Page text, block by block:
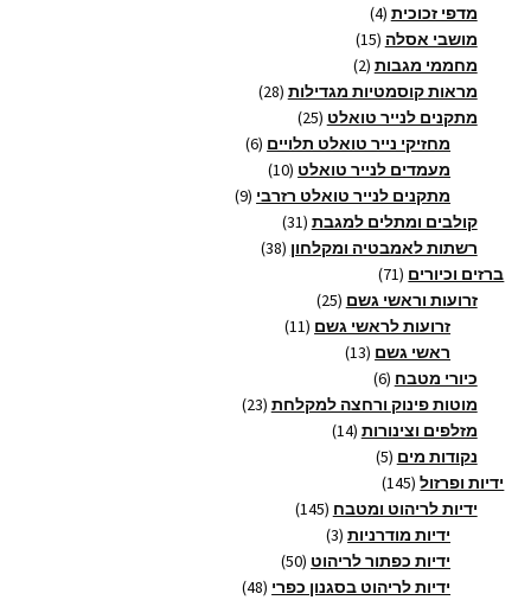
מדפי זכוכית 4
4
מוצרים מושבי אסלה 15
15
מוצרים
מחממי מגבות 2
2
מוצרים
מראות קוסמטיות מגדילות 28
28
מתקנים לנייר טואלט 25
25
מוצרים
מחזיקי נייר טואלט תלויים 6
6
מעמדים לנייר טואלט 10
10
מוצריםמתקנים לנייר טואלט רזרבי 9
9
קולבים ומתלים למגבת 31
31
מוצרים רשתות לאמבטיה ומקלחון 38
38
ברזים וכיורים 71
71
מוצרים
זרועות וראשי גשם 25
25
מוצריםזרועות לראשי גשם 11
11
ראשי גשם 13
13
כיורי מטבח 6
6
מוצרים
מוטות פינוק ורחצה למקלחת 23
23
מזלפים וצינורות 14
14
נקודות מים 5
5
ידיות ופרזול 145
145
מוצרים
ידיות לריהוט ומטבח 145
145
ידיות מודרניות 3
3
מוצריםידיות כפתור לריהוט 50
50
מוצריםידיות לריהוט בסגנון כפרי 48
48